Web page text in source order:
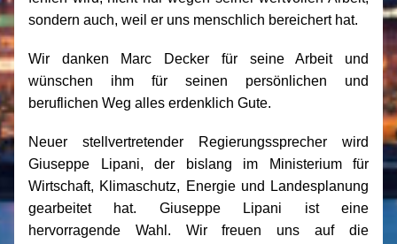
sondern auch, weil er uns menschlich bereichert hat.
Wir danken Marc Decker für seine Arbeit und
wünschen ihm für seinen persönlichen und
beruflichen Weg alles erdenklich Gute.
Neuer stellvertretender Regierungssprecher wird
Giuseppe Lipani, der bislang im Ministerium für
Wirtschaft, Klimaschutz, Energie und Landesplanung
gearbeitet hat. Giuseppe Lipani ist eine
hervorragende Wahl. Wir freuen uns auf die